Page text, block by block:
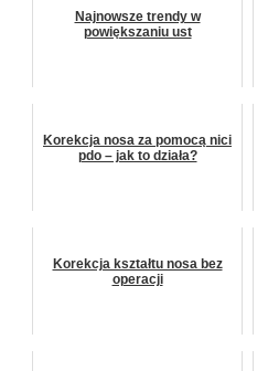
Najnowsze trendy w
powiększaniu ust
Korekcja nosa za pomocą nici
pdo – jak to działa?
Korekcja kształtu nosa bez
operacji